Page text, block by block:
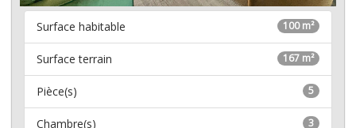
100 m²
Surface habitable
167 m²
Surface terrain
5
Pièce(s)
3
Chambre(s)